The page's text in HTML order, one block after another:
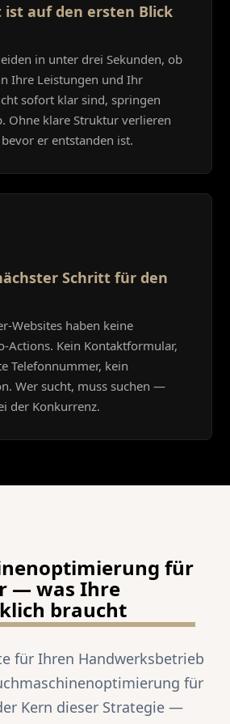
ist auf den ersten Blick
in unter drei Sekunden, ob
Ihre Leistungen und Ihr
sofort klar sind, springen
Ohne klare Struktur verlieren
er entstanden ist.
Schritt für den
Websites haben keine
Actions. Kein Kontaktformular,
Telefonnummer, kein
Wer sucht, muss suchen —
der Konkurrenz.
für
— was Ihre
braucht
für Ihren Handwerksbetrieb
für
Kern dieser Strategie —